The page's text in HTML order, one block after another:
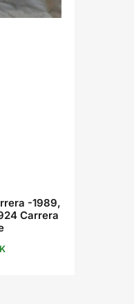
-1989,
Carrera